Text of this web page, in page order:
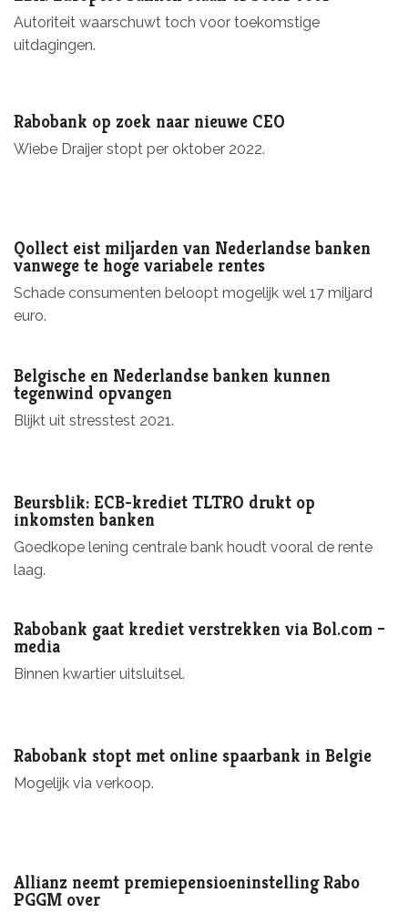
Autoriteit waarschuwt toch voor toekomstige
uitdagingen.
Rabobank op zoek naar nieuwe CEO
Wiebe Draijer stopt per oktober 2022.
Qollect eist miljarden van Nederlandse banken
vanwege te hoge variabele rentes
Schade consumenten beloopt mogelijk wel 17 miljard
euro.
Belgische en Nederlandse banken kunnen
tegenwind opvangen
Blijkt uit stresstest 2021.
Beursblik: ECB-krediet TLTRO drukt op
inkomsten banken
Goedkope lening centrale bank houdt vooral de rente
laag.
Rabobank gaat krediet verstrekken via Bol.com –
media
Binnen kwartier uitsluitsel.
Rabobank stopt met online spaarbank in Belgie
Mogelijk via verkoop.
Allianz neemt premiepensioeninstelling Rabo
PGGM over